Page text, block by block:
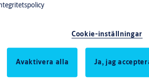
Cookie-inställningar
Avaktivera alla Ja, jag